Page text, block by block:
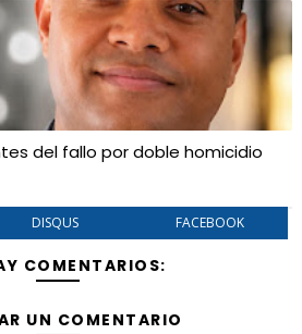
del fallo por doble homicidio
DISQUS FACEBOOK
COMENTARIOS:
UN COMENTARIO